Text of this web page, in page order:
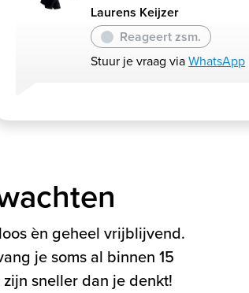
Laurens Keijzer
Reageert zsm.
Stuur je vraag viaWhatsApp
èn geheel vrijblijvend.
je soms al binnen 15
sneller dan je denkt!